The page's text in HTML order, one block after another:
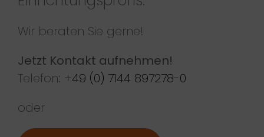
Wir beraten Sie gerne!
Jetzt Kontakt aufnehmen!
Telefon: +49 (0) 7144 897278-0
oder